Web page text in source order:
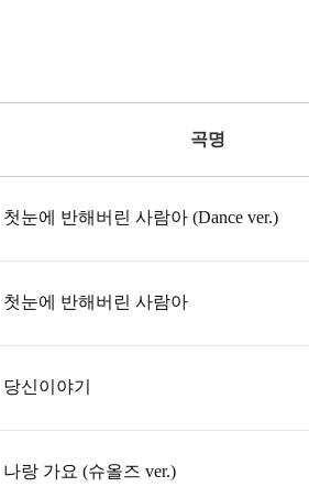
곡명
첫눈에 반해버린 사람아 (Dance ver.)
첫눈에 반해버린 사람아
당신이야기
나랑 가요 (슈올즈 ver.)